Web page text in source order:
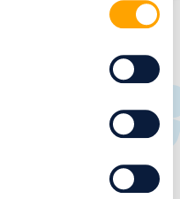
Descubre las mejores